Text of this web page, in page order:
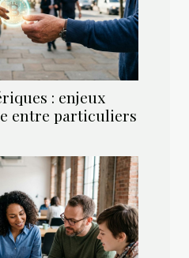
: enjeux
entre particuliers